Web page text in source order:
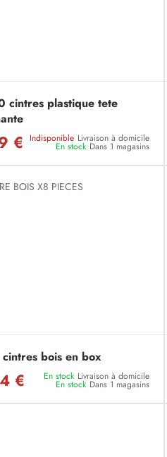
cintres plastique tete
€ Indisponible Livraison à domicile
En stock Dans 1 magasins
cintres bois en box
€ En stock Livraison à domicile
En stock Dans 1 magasins